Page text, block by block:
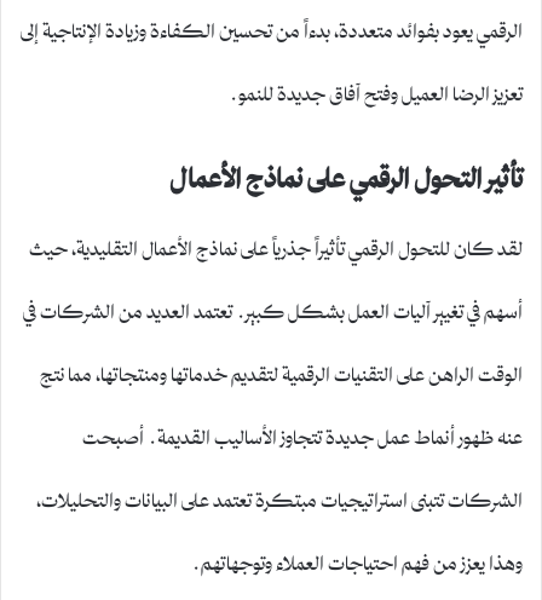
الرقمي يعود بفوائد متعددة، بدءاً من تحسين الكفاءة وزيادة الإنتاجية إلى
تعزيز الرضا العميل وفتح آفاق جديدة للنمو.
تأثير التحول الرقمي على نماذج الأعمال
لقد كان للتحول الرقمي تأثيراً جذرياً على نماذج الأعمال التقليدية، حيث
أسهم في تغيير آليات العمل بشكل كبير. تعتمد العديد من الشركات في
الوقت الراهن على التقنيات الرقمية لتقديم خدماتها ومنتجاتها، مما نتج
عنه ظهور أنماط عمل جديدة تتجاوز الأساليب القديمة. أصبحت
الشركات تتبنى استراتيجيات مبتكرة تعتمد على البيانات والتحليلات،
وهذا يعزز من فهم احتياجات العملاء وتوجهاتهم.